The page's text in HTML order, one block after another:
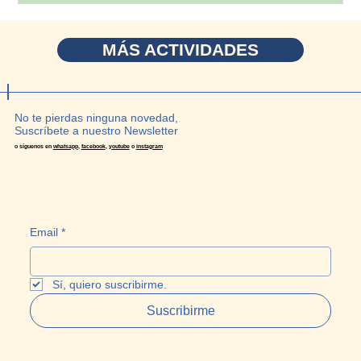
MÁS ACTIVIDADES
No te pierdas ninguna novedad,
Suscríbete a nuestro Newsletter
o síguenos en whatsapp, facebook, youtubeo instagram
Email *
Sí, quiero suscribirme.
Suscribirme